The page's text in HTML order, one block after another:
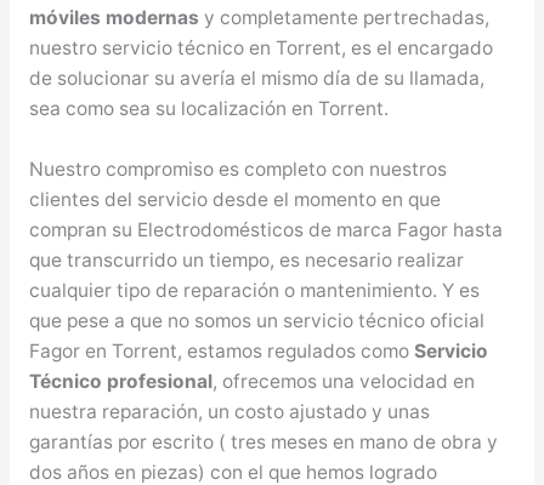
móviles modernas y completamente pertrechadas,
nuestro servicio técnico en Torrent, es el encargado
de solucionar su avería el mismo día de su llamada,
sea como sea su localización en Torrent.
Nuestro compromiso es completo con nuestros
clientes del servicio desde el momento en que
compran su Electrodomésticos de marca Fagor hasta
que transcurrido un tiempo, es necesario realizar
cualquier tipo de reparación o mantenimiento. Y es
que pese a que no somos un servicio técnico oficial
Fagor en Torrent, estamos regulados como Servicio
Técnico profesional, ofrecemos una velocidad en
nuestra reparación, un costo ajustado y unas
garantías por escrito ( tres meses en mano de obra y
dos años en piezas) con el que hemos logrado